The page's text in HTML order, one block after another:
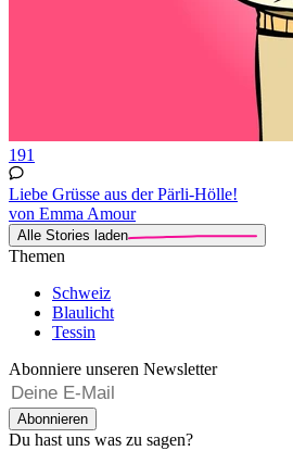
191
Liebe Grüsse aus der Pärli-Hölle!
von Emma Amour
Alle Stories laden
Themen
Schweiz
Blaulicht
Tessin
Abonniere unseren Newsletter
Abonnieren
Du hast uns was zu sagen?